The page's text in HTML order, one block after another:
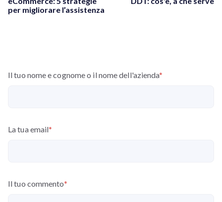
per migliorare l’assistenza
Il tuo nome e cognome o il nome dell'azienda*
La tua email*
Il tuo commento*